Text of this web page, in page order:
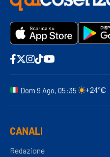
Dom 9 Ago, 05:35 +24°C
CANALI
Redazione